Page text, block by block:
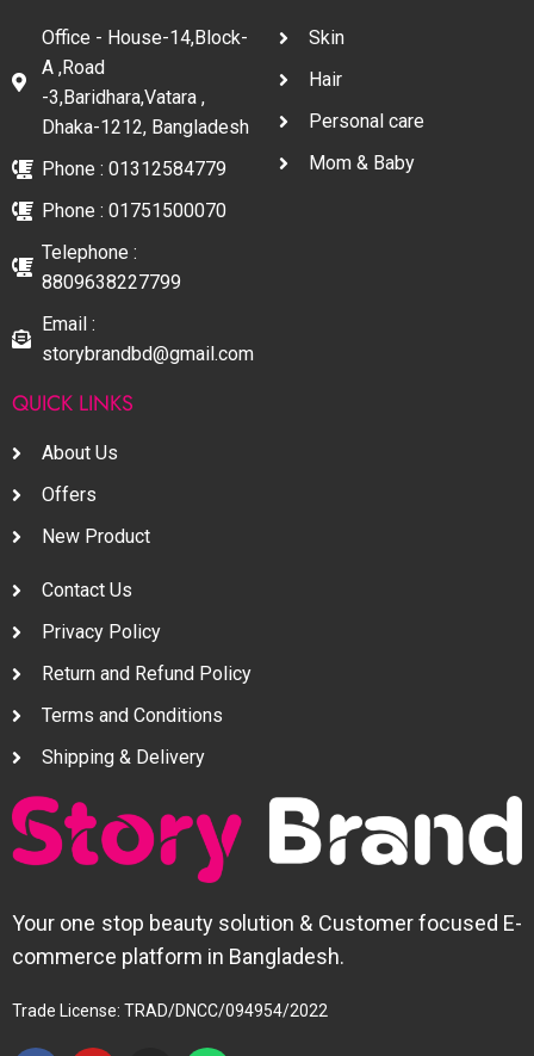
Office - House-14,Block-
A ,Road
-3,Baridhara,Vatara ,
Dhaka-1212, Bangladesh
Phone : 01312584779
Phone : 01751500070
Telephone :
8809638227799
Email :
storybrandbd@gmail.com
Skin
Hair
Personal care
Mom & Baby
QUICK LINKS
About Us
Offers
New Product
Contact Us
Privacy Policy
Return and Refund Policy
Terms and Conditions
Shipping & Delivery
Your one stop beauty solution & Customer focused E-
commerce platform in Bangladesh.
Trade License: TRAD/DNCC/094954/2022